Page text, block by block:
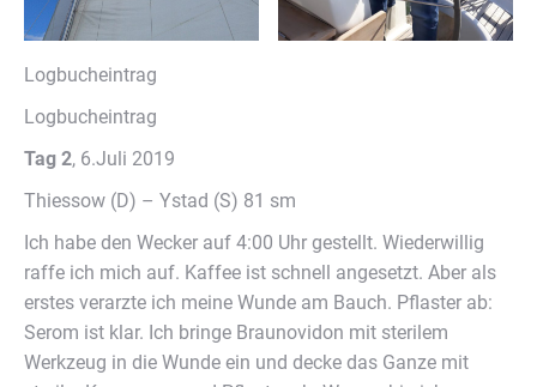
Logbucheintrag
Logbucheintrag
Tag 2, 6.Juli 2019
Thiessow (D) – Ystad (S) 81 sm
Ich habe den Wecker auf 4:00 Uhr gestellt. Wiederwillig
raffe ich mich auf. Kaffee ist schnell angesetzt. Aber als
erstes verarzte ich meine Wunde am Bauch. Pflaster ab:
Serom ist klar. Ich bringe Braunovidon mit sterilem
Werkzeug in die Wunde ein und decke das Ganze mit